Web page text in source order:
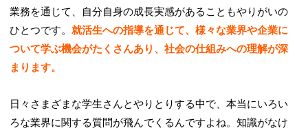
業務を通じて、自分自身の成長実感があることもやりがいの
ひとつです。就活生への指導を通じて、様々な業界や企業に
ついて学ぶ機会がたくさんあり、社会の仕組みへの理解が深
まります。
日々さまざまな学生さんとやりとりする中で、本当にいろい
ろな業界に関する質問が飛んでくるんですよね。知識がなけ